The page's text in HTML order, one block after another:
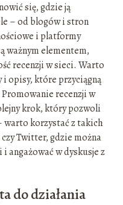
się, gdzie ją
– od blogów i stron
i platformy
ważnym elementem,
recenzji w sieci. Warto
opisy, które przyciągną
recenzji w
krok, który pozwoli
warto korzystać z takich
Twitter, gdzie można
angażować w dyskusje z
do działania